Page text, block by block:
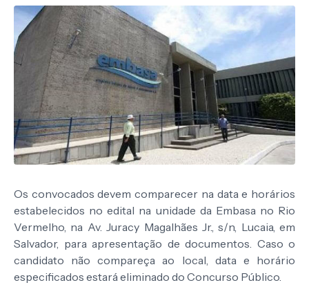
Os convocados devem comparecer na data e horários
estabelecidos no edital na unidade da Embasa no Rio
Vermelho, na Av. Juracy Magalhães Jr., s/n, Lucaia, em
Salvador, para apresentação de documentos. Caso o
candidato não compareça ao local, data e horário
especificados estará eliminado do Concurso Público.